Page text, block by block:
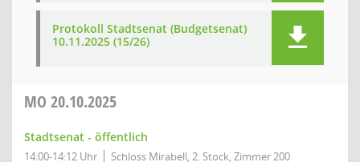
Protokoll Stadtsenat (Budgetsenat)
10.11.2025 (15/26)
MO 20.10.2025
Stadtsenat - öffentlich
14:00-14:12 Uhr Schloss Mirabell, 2. Stock, Zimmer 200